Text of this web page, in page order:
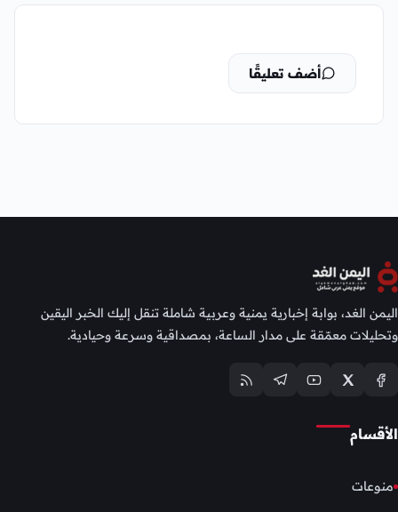
أضف تعليقًا
اليمن الغد، بوابة إخبارية يمنية وعربية شاملة تنقل إليك الخبر اليقين
وتحليلات معمّقة على مدار الساعة، بمصداقية وسرعة وحيادية.
الأقسام
منوعات